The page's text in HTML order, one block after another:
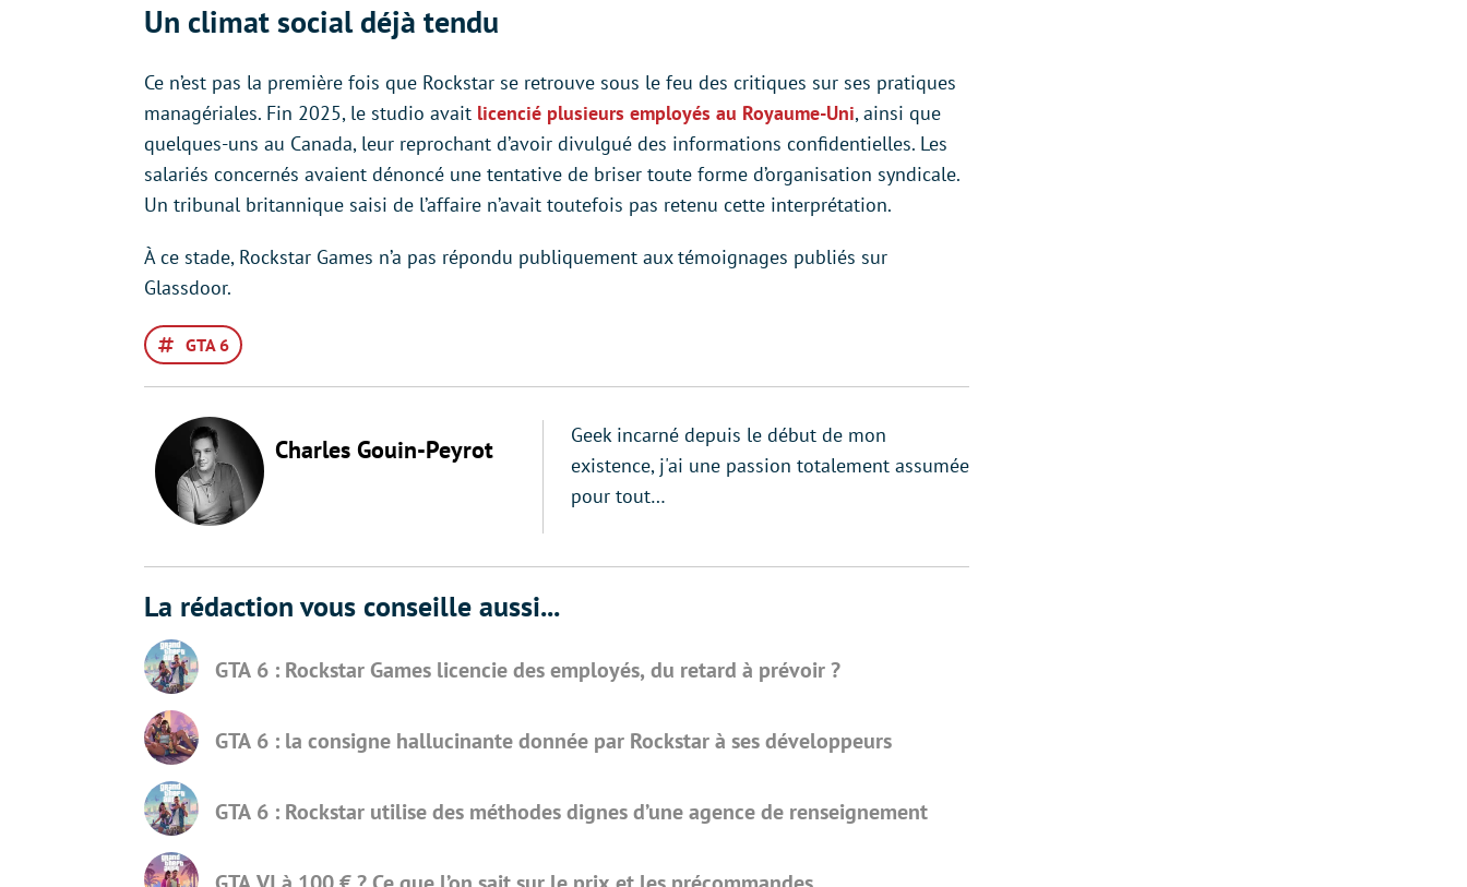
Un climat social déjà tendu
Ce n’est pas la première fois que Rockstar se retrouve sous le feu des critiques sur ses pratiques
managériales. Fin 2025, le studio avait licencié plusieurs employés au Royaume-Uni, ainsi que
quelques-uns au Canada, leur reprochant d’avoir divulgué des informations confidentielles. Les
salariés concernés avaient dénoncé une tentative de briser toute forme d’organisation syndicale.
Un tribunal britannique saisi de l’affaire n’avait toutefois pas retenu cette interprétation.
À ce stade, Rockstar Games n’a pas répondu publiquement aux témoignages publiés sur
Glassdoor.
GTA 6
Charles Gouin-Peyrot
Geek incarné depuis le début de mon
existence, j'ai une passion totalement assumée
pour tout…
La rédaction vous conseille aussi...
GTA 6 : Rockstar Games licencie des employés, du retard à prévoir ?
GTA 6 : la consigne hallucinante donnée par Rockstar à ses développeurs
GTA 6 : Rockstar utilise des méthodes dignes d’une agence de renseignement